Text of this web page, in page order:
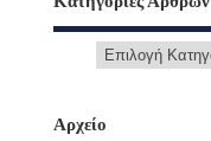
Αρχείο